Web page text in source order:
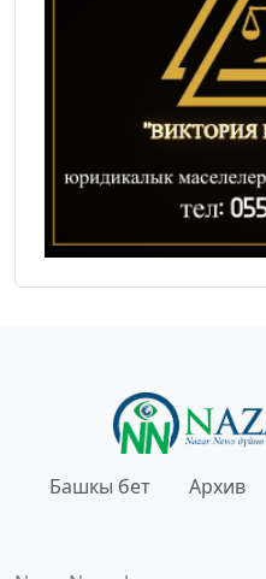
Башкы бет Архив